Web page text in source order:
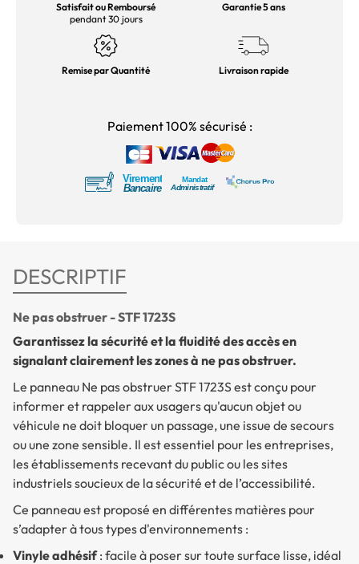
Satisfait ou Remboursé
pendant 30 jours
Garantie 5 ans
Remise par Quantité Livraison rapide
Paiement 100% sécurisé :
DESCRIPTIF
Ne pas obstruer - STF 1723S
Garantissez la sécurité et la fluidité des accès en
signalant clairement les zones à ne pas obstruer.
Le panneau Ne pas obstruerSTF 1723S est conçu pour
informer et rappeler aux usagers qu'aucun objet ou
véhicule ne doit bloquer un passage, une issue de secours
ou une zone sensible. Il est essentiel pour les entreprises,
les établissements recevant du public ou les sites
industriels soucieux de la sécurité et de l’accessibilité.
Ce panneau est proposé en différentes matières pour
s’adapter à tous types d'environnements :
Vinyle adhésif: facile à poser sur toute surface lisse, idéal